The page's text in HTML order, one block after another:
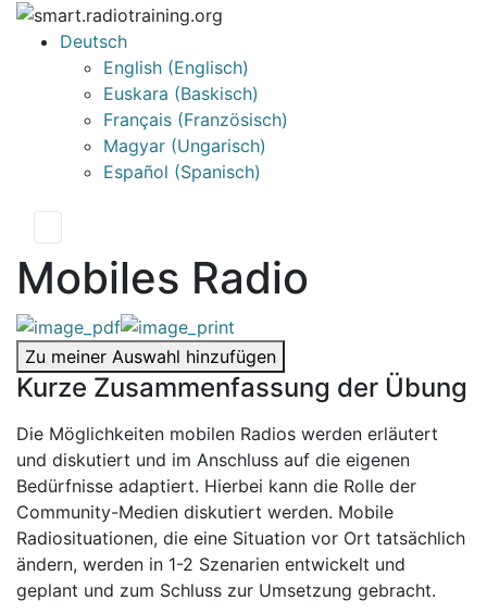
Deutsch
English (Englisch)
Euskara (Baskisch)
Français (Französisch)
Magyar (Ungarisch)
Español (Spanisch)
Mobiles Radio
Zu meiner Auswahl hinzufügen
Kurze Zusammenfassung der Übung
Die Möglichkeiten mobilen Radios werden erläutert
und diskutiert und im Anschluss auf die eigenen
Bedürfnisse adaptiert. Hierbei kann die Rolle der
Community-Medien diskutiert werden. Mobile
Radiosituationen, die eine Situation vor Ort tatsächlich
ändern, werden in 1-2 Szenarien entwickelt und
geplant und zum Schluss zur Umsetzung gebracht.